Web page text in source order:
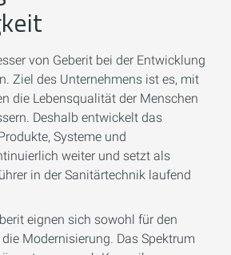
von Geberit bei der Entwicklung
Ziel des Unternehmens ist es, mit
die Lebensqualität der Menschen
Deshalb entwickelt das
Systeme und
weiter und setzt als
in der Sanitärtechnik laufend
eignen sich sowohl für den
Modernisierung. Das Spektrum